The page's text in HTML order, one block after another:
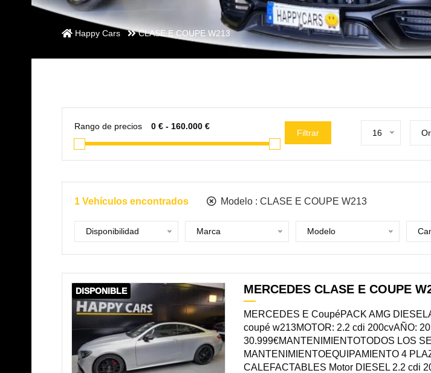
Happy Cars CLASE E COUPE W213
Rango de precios
Filtrar 16
1 Vehículos encontrados Modelo : CLASE E COUPE W213
Disponibilidad Marca Modelo
DISPONIBLE MERCEDES CLASE E COUPE
MERCEDES E CoupéPACK AMG
coupé w213MOTOR: 2.2 cdi 200cvAÑO:
30.999€MANTENIMIENTOTODOS LOS
MANTENIMIENTOEQUIPAMIENTO 4
CALEFACTABLES Motor DIESEL 2.2 cdi